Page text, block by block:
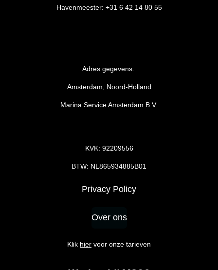
Havenmeester: +31 6 42 14 80 55
Adres gegevens:
Amsterdam, Noord-Holland
Marina Service Amsterdam B.V.
KVK: 92209556
BTW: NL865934885B01
Privacy Policy
Over ons
Klik hier voor onze tarieven